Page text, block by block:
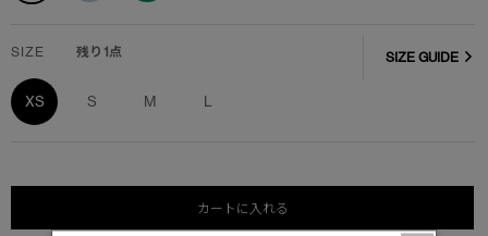
SIZE 残り1点
XS S M L
SIZE GUIDE
カートに入れる